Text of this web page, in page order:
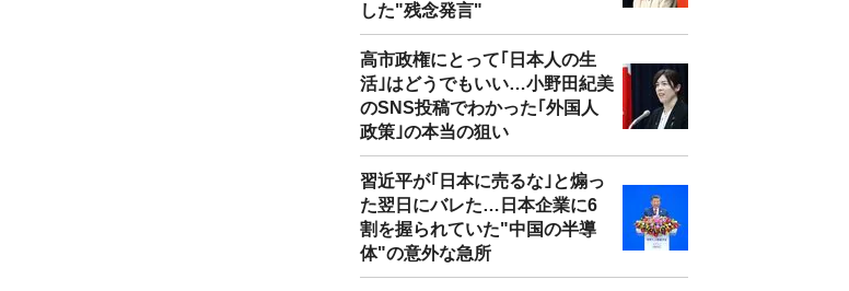
した"残念発言"
高市政権にとって｢日本人の生
活｣はどうでもいい…小野田紀美
のSNS投稿でわかった｢外国人
政策｣の本当の狙い
習近平が｢日本に売るな｣と煽っ
た翌日にバレた…日本企業に6
割を握られていた"中国の半導
体"の意外な急所